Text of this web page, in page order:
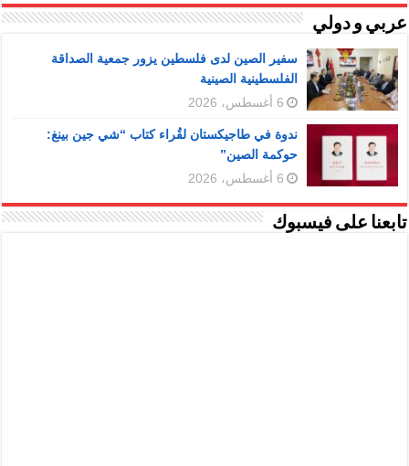
عربي و دولي
سفير الصين لدى فلسطين يزور جمعية الصداقة
الفلسطينية الصينية
6 أغسطس، 2026
ندوة في طاجيكستان لقُراء كتاب “شي جين بينغ:
حوكمة الصين”
6 أغسطس، 2026
تابعنا على فيسبوك